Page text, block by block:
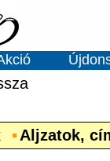
Aljzatok,